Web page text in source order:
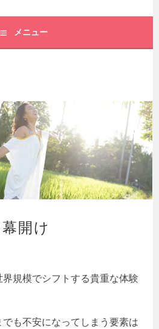
メニュー
開け
規模でシフトする貴重な体験
も不安になってしまう要素は